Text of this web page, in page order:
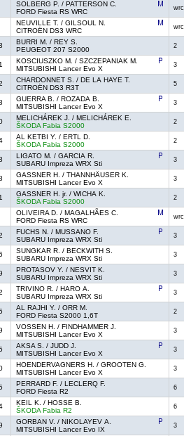
SOLBERG P. / PATTERSON C.
FORD Fiesta RS WRC
wrc
NEUVILLE T. / GILSOUL N.
CITROËN DS3 WRC
wrc
BURRI M. / REY S.
PEUGEOT 207 S2000
2
KOSCIUSZKO M. / SZCZEPANIAK M.
MITSUBISHI Lancer Evo X
3
CHARDONNET S. / DE LA HAYE T.
CITROËN DS3 R3T
5
GUERRA B. / ROZADA B.
MITSUBISHI Lancer Evo X
3
MELICHÁREK J. / MELICHÁREK E.
ŠKODA Fabia S2000
2
AL KETBI Y. / ERTL D.
ŠKODA Fabia S2000
2
LIGATO M. / GARCIA R.
SUBARU Impreza WRX Sti
3
GASSNER H. / THANNHÄUSER K.
MITSUBISHI Lancer Evo X
3
GASSNER H. jr. / WICHA K.
ŠKODA Fabia S2000
2
OLIVEIRA D. / MAGALHÃES C.
FORD Fiesta RS WRC
wrc
FUCHS N. / MUSSANO F.
SUBARU Impreza WRX Sti
3
SUNGKAR R. / BECKWITH S.
SUBARU Impreza WRX Sti
3
PROTASOV Y. / NESVIT K.
SUBARU Impreza WRX Sti
3
TRIVINO R. / HARO A.
SUBARU Impreza WRX Sti
3
AL RAJHI Y. / ORR M.
FORD Fiesta S2000 1,6T
2
VOSSEN H. / FINDHAMMER J.
MITSUBISHI Lancer Evo X
3
AKSA S. / JUDD J.
MITSUBISHI Lancer Evo X
3
HOENDERVAGNERS H. / GROOTEN G.
MITSUBISHI Lancer Evo X
3
PERRARD F. / LECLERQ F.
FORD Fiesta R2
6
KEIL K. / HOSSE B.
ŠKODA Fabia R2
6
GORBAN V. / NIKOLAYEV A.
MITSUBISHI Lancer Evo IX
3